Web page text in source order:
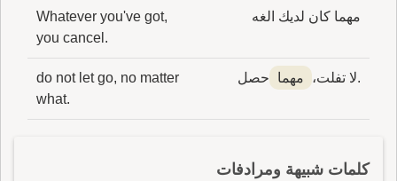
مهما كان لديك الغه
Whatever you've got,
you cancel.
.لا تفلت، مهما حصل
do not let go, no matter
what.
كلمات شبيهة ومرادفات